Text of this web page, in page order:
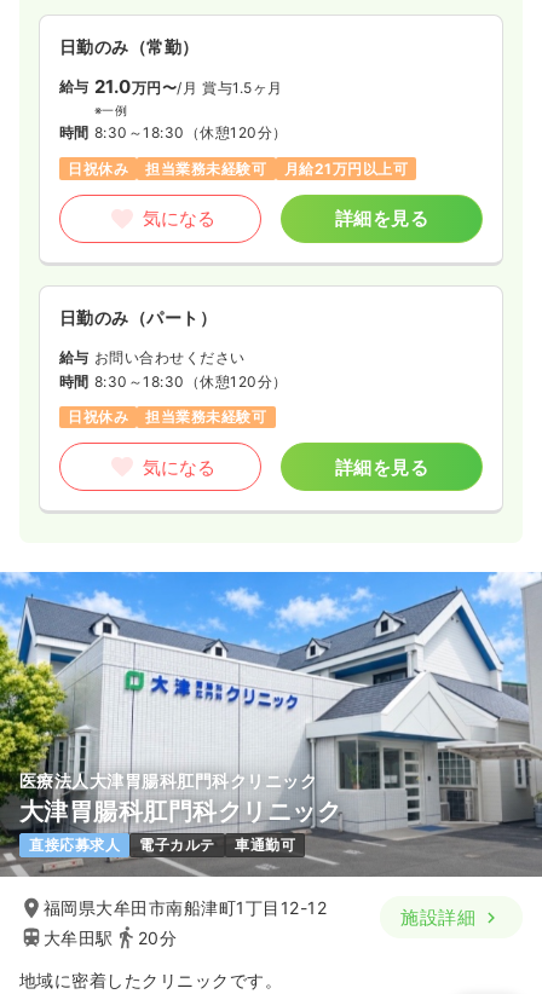
日勤のみ（常勤）
給与 21.0万円〜/月 賞与1.5ヶ月
※一例
時間 8:30～18:30 （休憩120分）
日祝休み
担当業務未経験可 月給21万円以上可
気になる 詳細を見る
日勤のみ（パート）
給与 お問い合わせください
時間 8:30～18:30 （休憩120分）
日祝休み
担当業務未経験可
気になる 詳細を見る
医療法人大津胃腸科肛門科クリニック
大津胃腸科肛門科クリニック
直接応募求人 電子カルテ 車通勤可
福岡県大牟田市南船津町1丁目12-12
大牟田駅
20分
施設詳細
地域に密着したクリニックです。